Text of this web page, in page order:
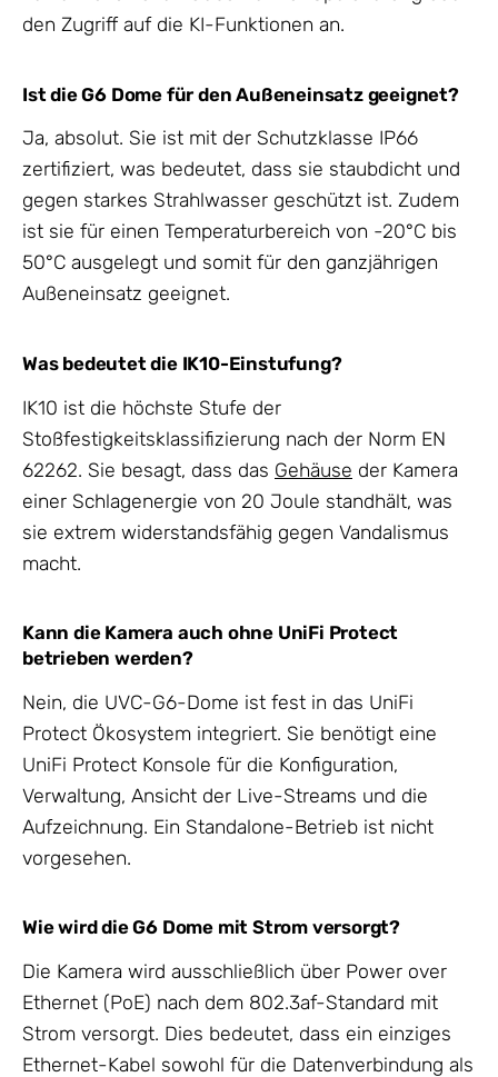
den Zugriff auf die KI-Funktionen an.
Ist die G6 Dome für den Außeneinsatz geeignet?
Ja, absolut. Sie ist mit der Schutzklasse IP66
zertifiziert, was bedeutet, dass sie staubdicht und
gegen starkes Strahlwasser geschützt ist. Zudem
ist sie für einen Temperaturbereich von -20°C bis
50°C ausgelegt und somit für den ganzjährigen
Außeneinsatz geeignet.
Was bedeutet die IK10-Einstufung?
IK10 ist die höchste Stufe der
Stoßfestigkeitsklassifizierung nach der Norm EN
62262. Sie besagt, dass das Gehäuse der Kamera
einer Schlagenergie von 20 Joule standhält, was
sie extrem widerstandsfähig gegen Vandalismus
macht.
Kann die Kamera auch ohne UniFi Protect
betrieben werden?
Nein, die UVC-G6-Dome ist fest in das UniFi
Protect Ökosystem integriert. Sie benötigt eine
UniFi Protect Konsole für die Konfiguration,
Verwaltung, Ansicht der Live-Streams und die
Aufzeichnung. Ein Standalone-Betrieb ist nicht
vorgesehen.
Wie wird die G6 Dome mit Strom versorgt?
Die Kamera wird ausschließlich über Power over
Ethernet (PoE) nach dem 802.3af-Standard mit
Strom versorgt. Dies bedeutet, dass ein einziges
Ethernet-Kabel sowohl für die Datenverbindung als